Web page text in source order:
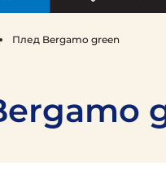
Плед Bergamo green